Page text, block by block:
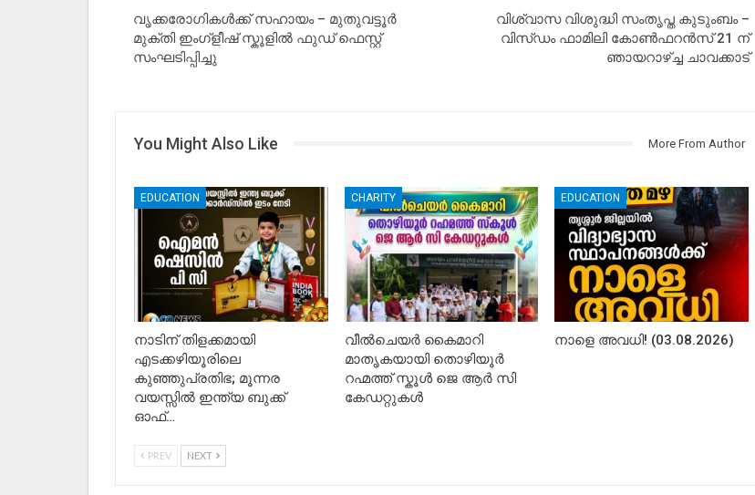
വൃക്കരോഗികൾക്ക് സഹായം – മുതുവട്ടൂർ
മുക്തി ഇംഗ്ളീഷ് സ്കൂളിൽ ഫുഡ്‌ ഫെസ്റ്റ്
സംഘടിപ്പിച്ചു
വിശ്വാസ വിശുദ്ധി സംതൃപ്ത കുടുംബം –
വിസ്ഡം ഫാമിലി കോണ്‍ഫറന്‍സ് 21 ന്
ഞായറാഴ്ച്ച ചാവക്കാട്
You Might Also Like More From Author
EDUCATION
നാടിന് തിളക്കമായി
എടക്കഴിയൂരിലെ
കുഞ്ഞുപ്രതിഭ; മൂന്നര
വയസ്സിൽ ഇന്ത്യ ബുക്ക്
ഓഫ്…
CHARITY
വീൽചെയർ കൈമാറി
മാതൃകയായി തൊഴിയൂർ
റഹ്മത്ത് സ്കൂൾ ജെ ആർ സി
കേഡറ്റുകൾ
EDUCATION
നാളെ അവധി! (03.08.2026)
PREV NEXT